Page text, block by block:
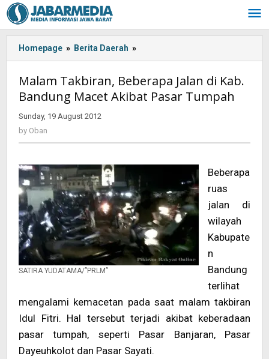
Skip
to
content
Homepage » Berita Daerah »
-:IN-
>Malam
Takbiran,
Macet
Akibat
Pasar
Tumpah<!-
-:-
-
>
Malam Takbiran, Beberapa Jalan di Kab.
Bandung Macet Akibat Pasar Tumpah
Sunday, 19 August 2012
by Oban
SATIRA YUDATAMA/”PRLM”
Beberapa
ruas
jalan di
wilayah
Kabupate
n
Bandung
terlihat
mengalami kemacetan pada saat malam takbiran
Idul Fitri. Hal tersebut terjadi akibat keberadaan
pasar tumpah, seperti Pasar Banjaran, Pasar
Dayeuhkolot dan Pasar Sayati.